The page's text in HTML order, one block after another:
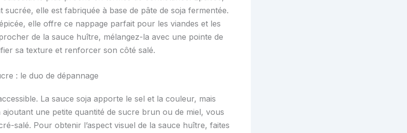
sucrée, elle est fabriquée à base de pâte de soja fermentée.
elle offre ce nappage parfait pour les viandes et les
de la sauce huître, mélangez-la avec une pointe de
sa texture et renforcer son côté salé.
: le duo de dépannage
La sauce soja apporte le sel et la couleur, mais
ajoutant une petite quantité de sucre brun ou de miel, vous
salé. Pour obtenir l’aspect visuel de la sauce huître, faites